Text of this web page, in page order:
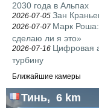
2030 года в Альпах
2026-07-05 Зан
2026-07-07 Марк Роша:
сделаю ли я это»
2026-07-16 Цифровая
турбину
Ближайшие камеры
Тинь, 6 km